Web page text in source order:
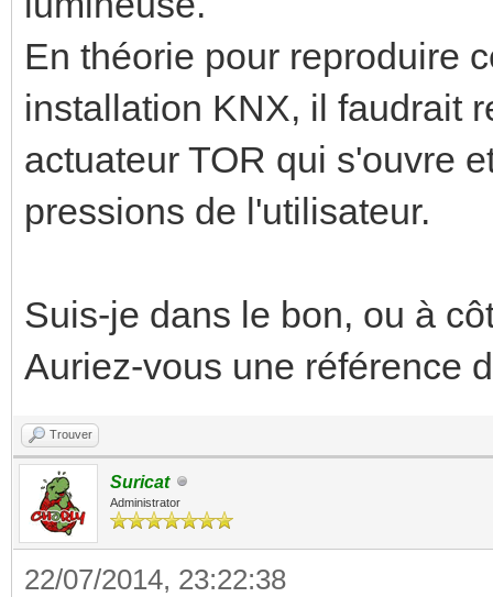
En théorie pour reproduire
installation KNX, il faudrait
actuateur TOR qui s'ouvre
pressions de l'utilisateur.
Suis-je dans le bon, ou à
Auriez-vous une référence
Trouver
Suricat
Administrator
22/07/2014, 23:22:38